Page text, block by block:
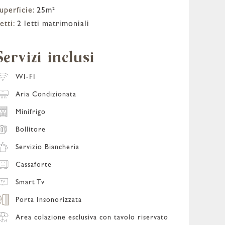
25m²
2 letti matrimoniali
inclusi
WI-FI
Aria Condizionata
Minifrigo
Bollitore
Servizio Biancheria
Cassaforte
Smart Tv
Porta Insonorizzata
Area colazione esclusiva con tavolo riservato